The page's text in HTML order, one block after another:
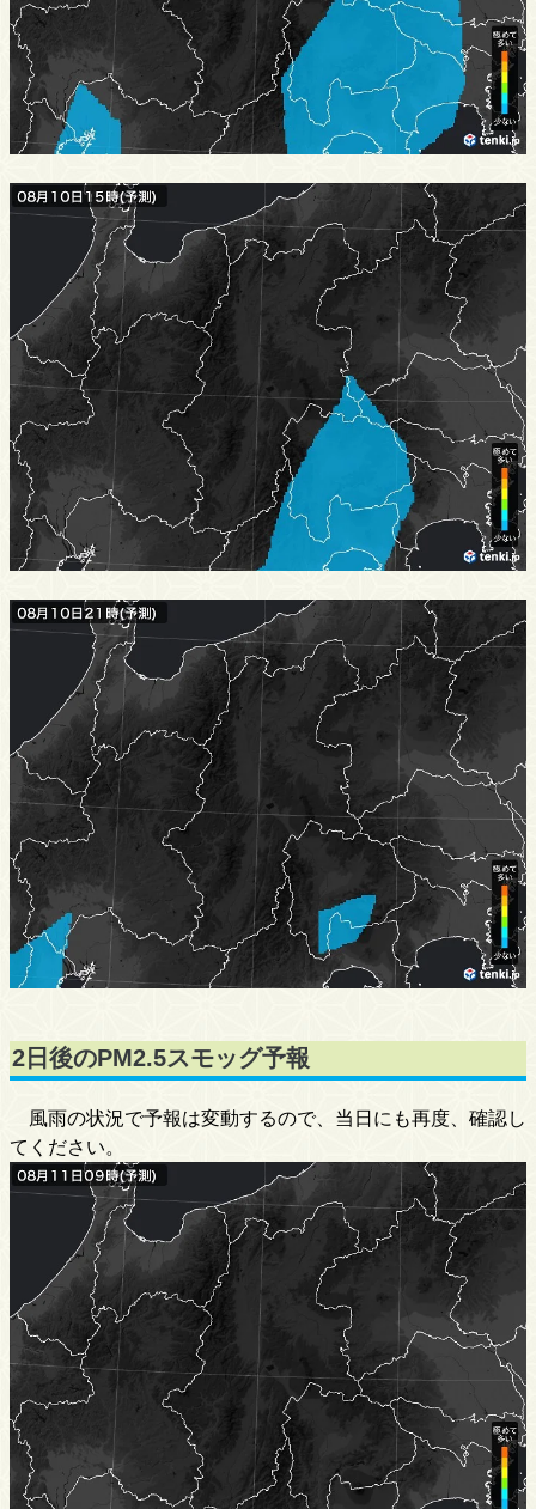
2日後のPM2.5スモッグ予報
風雨の状況で予報は変動するので、当日にも再度、確認し
てください。